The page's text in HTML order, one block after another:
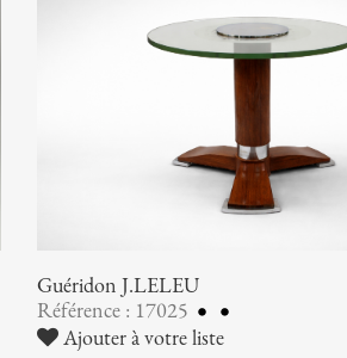
Guéridon J.LELEU
Référence : 17025
Ajouter à votre liste